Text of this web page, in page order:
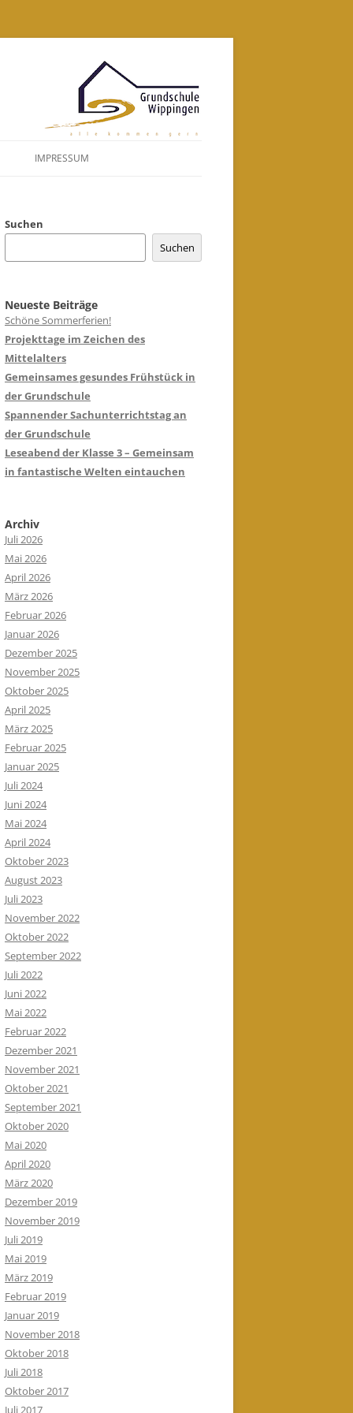
IMPRESSUM
Suchen
Suchen
Neueste Beiträge
Schöne Sommerferien!
Projekttage im Zeichen des
Mittelalters
Gemeinsames gesundes Frühstück in
der Grundschule
Spannender Sachunterrichtstag an
der Grundschule
Leseabend der Klasse 3 – Gemeinsam
in fantastische Welten eintauchen
Archiv
Juli 2026
Mai 2026
April 2026
März 2026
Februar 2026
Januar 2026
Dezember 2025
November 2025
Oktober 2025
April 2025
März 2025
Februar 2025
Januar 2025
Juli 2024
Juni 2024
Mai 2024
April 2024
Oktober 2023
August 2023
Juli 2023
November 2022
Oktober 2022
September 2022
Juli 2022
Juni 2022
Mai 2022
Februar 2022
Dezember 2021
November 2021
Oktober 2021
September 2021
Oktober 2020
Mai 2020
April 2020
März 2020
Dezember 2019
November 2019
Juli 2019
Mai 2019
März 2019
Februar 2019
Januar 2019
November 2018
Oktober 2018
Juli 2018
Oktober 2017
Juli 2017